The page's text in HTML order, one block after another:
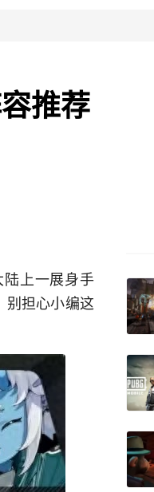
推荐
上一展身手
别担心小编这